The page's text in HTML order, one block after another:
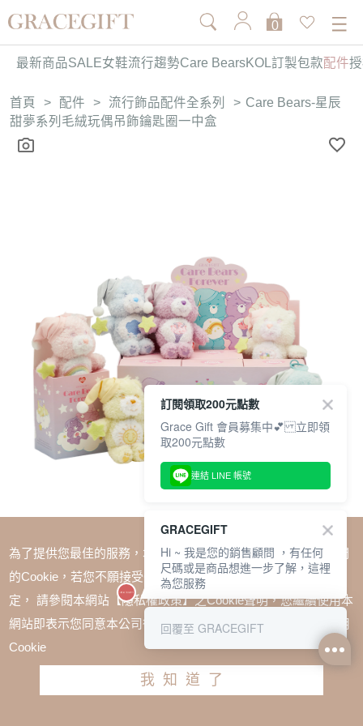
0
最新商品SALE女鞋流行趨勢Care BearsKOL訂製包款配件
首頁 > 配件 > 流行飾品配件全系列 > Care Bears-星辰
甜夢系列毛絨玩偶吊飾鑰匙圈一中盒
Care Bears-星辰甜夢系列毛絨玩偶吊飾鑰匙圈一中盒
為了提供您最佳的服務，本網站會在您的電腦中放置並取用我們
的Cookie，若您不願接受Cookie時應如何變更電腦的Cookie設
定， 請參閱本網站【隱私權政策】之Cookie聲明，您繼續使用本
網站即表示您同意本公司得按本網站使用條款之Cookie聲明使用
Cookie
我知道了
訂閱領取200元點數
Grace Gift 會員募集中💕 立即領
取200元點數
連結 LINE 帳號
GRACEGIFT
Hi ~ 我是您的銷售顧問 ，有任何
尺碼或是商品想進一步了解，這裡
為您服務
回覆至 GRACEGIFT